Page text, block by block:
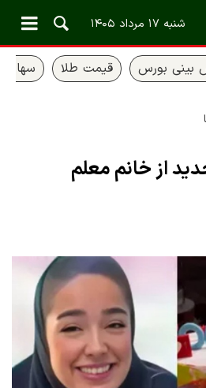
شنبه ۱۷ مرداد ۱۴۰۵
بینی بورس قیمت طلا سهام
از خانم معلم